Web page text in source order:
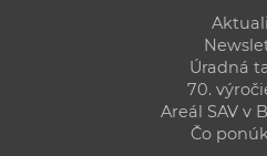
Úradná
70.
Areál SAV v
Čo